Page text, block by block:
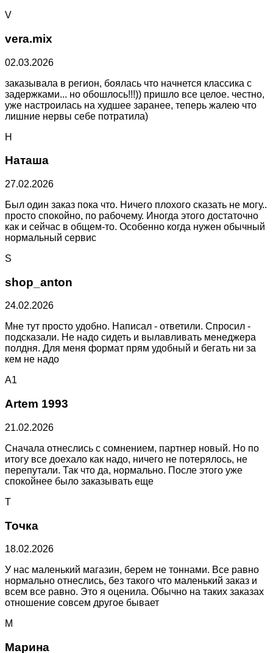
V
vera.mix
02.03.2026
заказывала в регион, боялась что начнется классика с
задержками... но обошлось!!!)) пришло все целое. честно,
уже настроилась на худшее заранее, теперь жалею что
лишние нервы себе потратила)
Н
Наташа
27.02.2026
Был один заказ пока что. Ничего плохого сказать не могу..
просто спокойно, по рабочему. Иногда этого достаточно
как и сейчас в общем-то. Особенно когда нужен обычный
нормальный сервис
S
shop_anton
24.02.2026
Мне тут просто удобно. Написал - ответили. Спросил -
подсказали. Не надо сидеть и вылавливать менеджера
полдня. Для меня формат прям удобный и бегать ни за
кем не надо
A1
Artem 1993
21.02.2026
Сначала отнеслись с сомнением, партнер новый. Но по
итогу все доехало как надо, ничего не потерялось, не
перепутали. Так что да, нормально. После этого уже
спокойнее было заказывать еще
Т
Точка
18.02.2026
У нас маленький магазин, берем не тоннами. Все равно
нормально отнеслись, без такого что маленький заказ и
всем все равно. Это я оценила. Обычно на таких заказах
отношение совсем другое бывает
М
Марина